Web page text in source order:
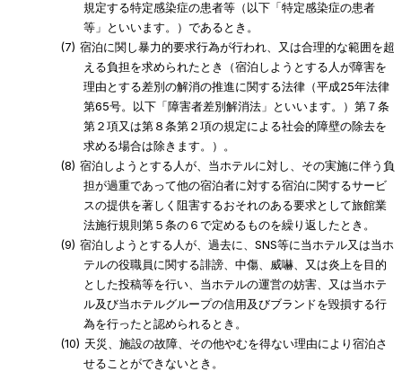
規定する特定感染症の患者等（以下「特定感染症の患者
等」といいます。）であるとき。
宿泊に関し暴力的要求行為が行われ、又は合理的な範囲を超
える負担を求められたとき（宿泊しようとする人が障害を
理由とする差別の解消の推進に関する法律（平成25年法律
第65号。以下「障害者差別解消法」といいます。）第７条
第２項又は第８条第２項の規定による社会的障壁の除去を
求める場合は除きます。）。
宿泊しようとする人が、当ホテルに対し、その実施に伴う負
担が過重であって他の宿泊者に対する宿泊に関するサービ
スの提供を著しく阻害するおそれのある要求として旅館業
法施行規則第５条の６で定めるものを繰り返したとき。
宿泊しようとする人が、過去に、SNS等に当ホテル又は当ホ
テルの役職員に関する誹謗、中傷、威嚇、又は炎上を目的
とした投稿等を行い、当ホテルの運営の妨害、又は当ホテ
ル及び当ホテルグループの信用及びブランドを毀損する行
為を行ったと認められるとき。
天災、施設の故障、その他やむを得ない理由により宿泊さ
せることができないとき。